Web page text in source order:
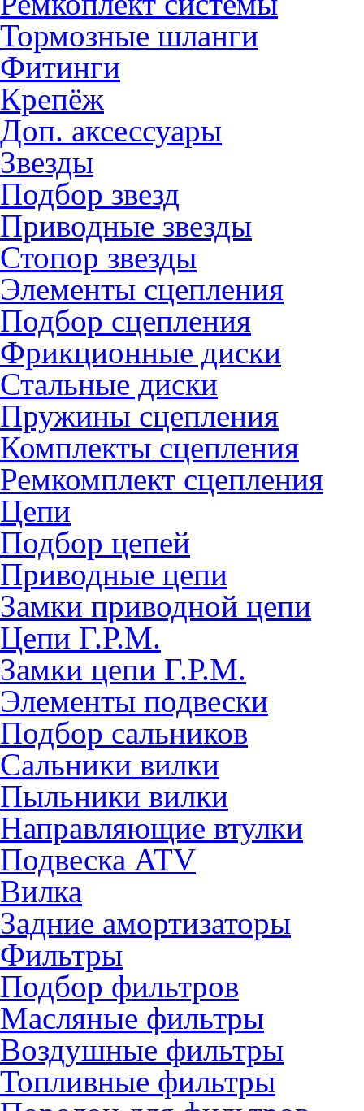
Тормозные шланги
Фитинги
Крепёж
Доп. аксессуары
Звезды
Подбор звезд
Приводные звезды
Стопор звезды
Элементы сцепления
Подбор сцепления
Фрикционные диски
Стальные диски
Пружины сцепления
Комплекты сцепления
Ремкомплект сцепления
Цепи
Подбор цепей
Приводные цепи
Замки приводной цепи
Цепи Г.Р.М.
Замки цепи Г.Р.М.
Элементы подвески
Подбор сальников
Сальники вилки
Пыльники вилки
Направляющие втулки
Подвеска ATV
Вилка
Задние амортизаторы
Фильтры
Подбор фильтров
Масляные фильтры
Воздушные фильтры
Топливные фильтры